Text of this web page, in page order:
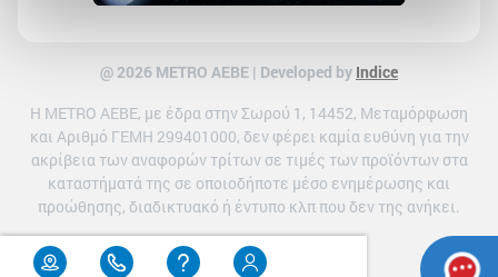
@ 2026 ΜETRO AEBE | Developed by Indice
Η METRO ΑΕΒΕ, με έδρα στην Σωρού 1, 14452, Μεταμόρφωση
και Αριθμό ΓΕΜΗ 299401000, δεν φέρει καμία ευθύνη για την
ακρίβεια των αναφορών τρίτων σε τιμές των προϊόντων στα
καταστήματά της σε οποιοδήποτε μέσο ενημέρωσης και
προώθησης, διαδικτυακό ή έντυπο κλπ που δεν της ανήκει.